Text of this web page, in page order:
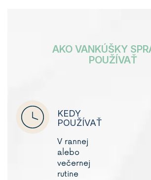
AKO VANKÚŠKY
POUŽÍVAŤ
KEDY
POUŽÍVAŤ
V rannej
alebo
večernej
rutine